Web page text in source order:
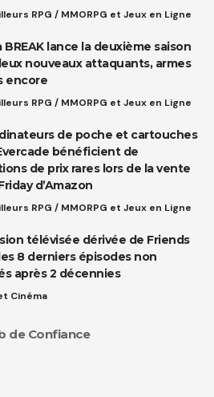
RPG / MMORPG et Jeux en Ligne
BREAK lance la deuxième saison
nouveaux attaquants, armes
encore
RPG / MMORPG et Jeux en Ligne
de poche et cartouches
bénéficient de
de prix rares lors de la vente
d’Amazon
RPG / MMORPG et Jeux en Ligne
télévisée dérivée de Friends
8 derniers épisodes non
après 2 décennies
Cinéma
de Confiance